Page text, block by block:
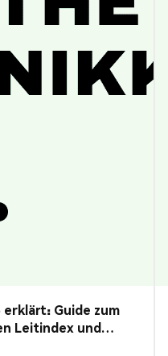
erklärt: Guide zum
Leitindex und